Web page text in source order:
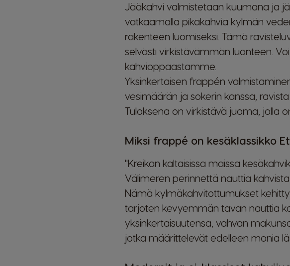
Jääkahvi valmistetaan kuumana ja
vatkaamalla pikakahvia kylmän
rakenteen luomiseksi. Tämä
selvästi virkistävämmän luonteen.
kahvioppaastamme.
Yksinkertaisen frappén
vesimäärän ja sokerin kanssa,
Tuloksena on virkistävä juoma, jolla
Miksi frappé on kesäklassikko
"Kreikan kaltaisissa maissa
Välimeren perinnettä nauttia kahvista
Nämä kylmäkahvitottumukset
tarjoten kevyemmän tavan nauttia
yksinkertaisuutensa, vahvan
jotka määrittelevät edelleen monia